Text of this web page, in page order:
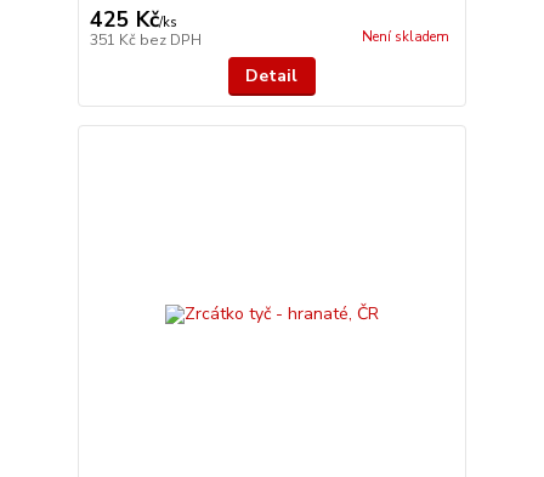
425 Kč/ks
351 Kč bez DPH Není skladem
Detail